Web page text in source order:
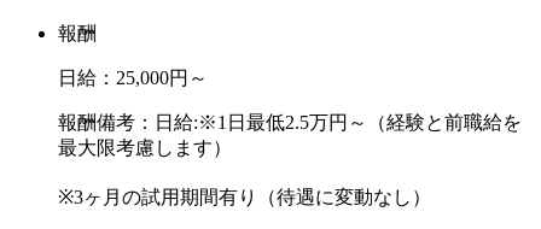
報酬
日給：25,000円～
報酬備考：日給:※1日最低2.5万円～（経験と前職給を
最大限考慮します）
※3ヶ月の試用期間有り（待遇に変動なし）